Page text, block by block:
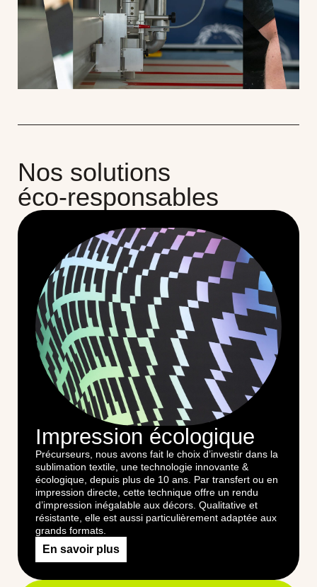
Nos solutions
éco-responsables
Impression écologique
Précurseurs, nous avons fait le choix d’investir dans la
sublimation textile, une technologie innovante &
écologique, depuis plus de 10 ans. Par transfert ou en
impression directe, cette technique offre un rendu
d’impression inégalable aux décors. Qualitative et
résistante, elle est aussi particulièrement adaptée aux
grands formats.
En savoir plus